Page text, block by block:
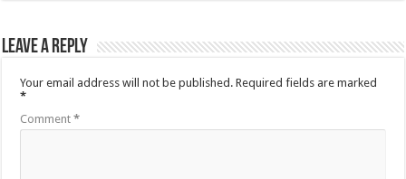
Leave a Reply
Your email address will not be published. Required fields are marked
*
Comment*